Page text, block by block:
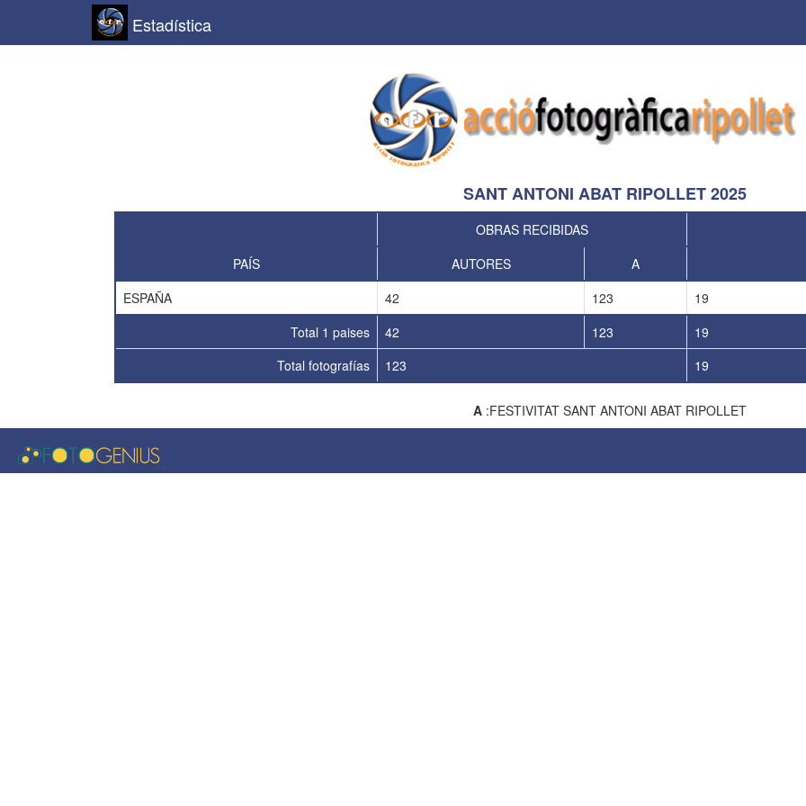
Estadística
SANT ANTONI ABAT RIPOLLET 2025
OBRAS RECIBIDAS
PAÍS
AUTORES
A
ESPAÑA
42 123
19
Total 1 paises
42 123
19
Total fotografías
123 19
A :FESTIVITAT SANT ANTONI ABAT RIPOLLET